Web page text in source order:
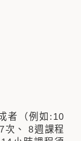
者（例如:10
次、 8週課程